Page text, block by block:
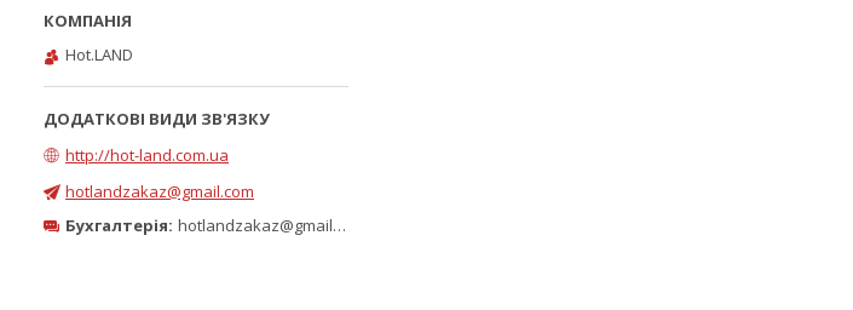
Hot.LAND
http://hot-land.com.ua
hotlandzakaz@gmail.com
Бухгалтерія: hotlandzakaz@gmail.com